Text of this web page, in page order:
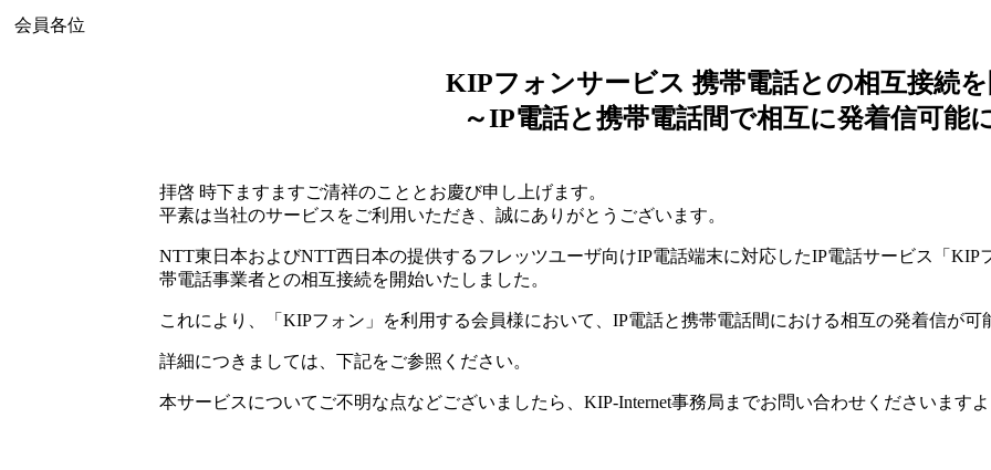
会員各位
KIPフォンサービス 携帯電話との相互接続
～IP電話と携帯電話間で相互に発着信可能
拝啓 時下ますますご清祥のこととお慶び申し上げます。
平素は当社のサービスをご利用いただき、誠にありがとうございます。
NTT東日本およびNTT西日本の提供するフレッツユーザ向けIP電話端末に対応したIP電話サービス「KIP
帯電話事業者との相互接続を開始いたしました。
これにより、「KIPフォン」を利用する会員様において、IP電話と携帯電話間における相互の発着信が可
詳細につきましては、下記をご参照ください。
本サービスについてご不明な点などございましたら、KIP-Internet事務局までお問い合わせくださいます